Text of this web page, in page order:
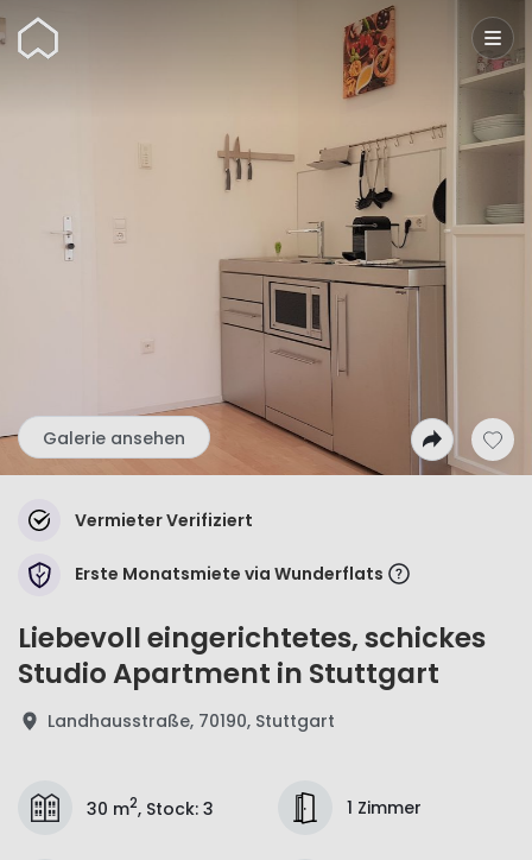
Wunderflats
Galerie ansehen
Vermieter Verifiziert
Erste Monatsmiete via Wunderflats
Liebevoll eingerichtetes, schickes
Studio Apartment in Stuttgart
Landhausstraße, 70190, Stuttgart
30 m2, Stock: 3 1 Zimmer